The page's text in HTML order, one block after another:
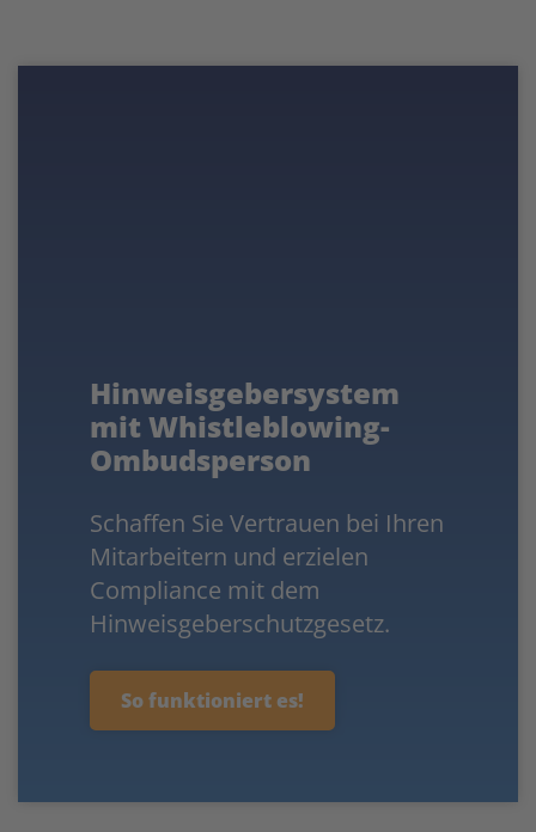
Hinweisgebersystem
mit Whistleblowing-
Ombudsperson
Schaffen Sie Vertrauen bei Ihren
Mitarbeitern und erzielen
Compliance mit dem
Hinweisgeberschutzgesetz.
So funktioniert es!